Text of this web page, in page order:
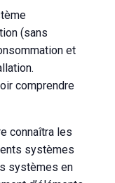
(sans
et
comprendre
connaîtra les
systèmes
systèmes en